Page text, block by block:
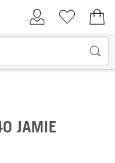
Kundenkonto
Merkliste
JAMIE